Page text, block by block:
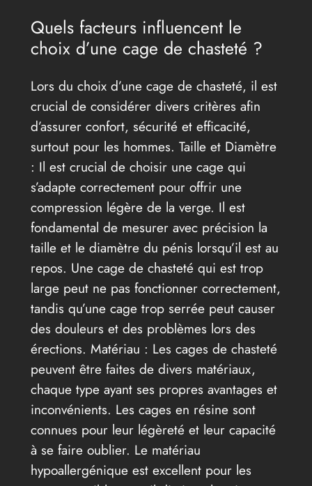
Quels facteurs influencent le
choix d’une cage de chasteté ?
Lors du choix d’une cage de chasteté, il est
crucial de considérer divers critères afin
d’assurer confort, sécurité et efficacité,
surtout pour les hommes. Taille et Diamètre
: Il est crucial de choisir une cage qui
s’adapte correctement pour offrir une
compression légère de la verge. Il est
fondamental de mesurer avec précision la
taille et le diamètre du pénis lorsqu’il est au
repos. Une cage de chasteté qui est trop
large peut ne pas fonctionner correctement,
tandis qu’une cage trop serrée peut causer
des douleurs et des problèmes lors des
érections. Matériau : Les cages de chasteté
peuvent être faites de divers matériaux,
chaque type ayant ses propres avantages et
inconvénients. Les cages en résine sont
connues pour leur légèreté et leur capacité
à se faire oublier. Le matériau
hypoallergénique est excellent pour les